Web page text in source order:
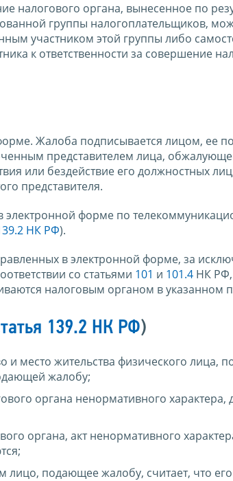
налогового органа, вынесенное по
группы налогоплательщиков,
участником этой группы либо
к ответственности за совершение
Жалоба подписывается лицом, ее
представителем лица,
или бездействие его должностных
представителя.
форме по
НК РФ).
в электронной форме, за
со статьями 101 и 101.4 НК РФ,
налоговым органом в указанном
139.2 НК РФ)
и место жительства физического лица,
жалобу;
органа ненормативного характера,
органа, акт ненормативного
лицо, подающее жалобу, считает, что